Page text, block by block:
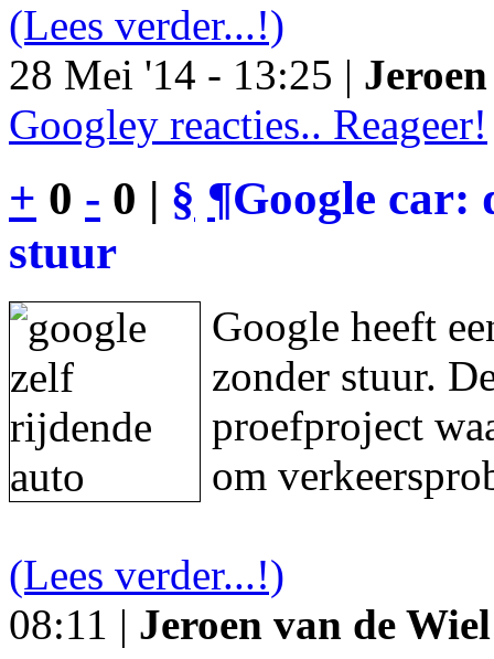
(Lees verder...!)
28 Mei '14 - 13:25 |
Googley reacties.. Reageer!
+ 0 - 0 | § ¶Google car:
stuur
Google heeft
zonder stuur.
proefproject
om
(Lees verder...!)
08:11 | Jeroen van de Wiel